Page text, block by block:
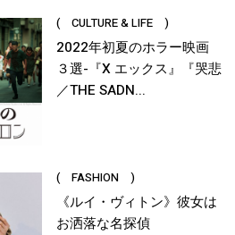
( CULTURE & LIFE )
2022年初夏のホラー映画
３選-『X エックス』『哭悲
／THE SADN...
( FASHION )
《ルイ・ヴィトン》彼女は
お洒落な名探偵